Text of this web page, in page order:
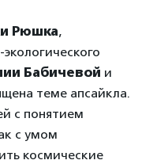
Рюшка,
Бабичевой и
теме апсайкла.
с понятием
с умом
космические